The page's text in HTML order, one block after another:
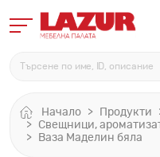
Начало Продукти
Свещници,
Ваза Маделин бяла